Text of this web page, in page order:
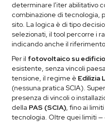
determinare l'iter abilitativo
combinazione di tecnologia,
sito. La logica è di tipo
selezionati, il tool percorre i
indicando anche il
Per il fotovoltaico su
esistente, senza vincoli
tensione, il regime è Edilizia
(nessuna pratica SCIA).
presenza di vincoli o
della PAS (SCIA), fino ai
tecnologia. Oltre quei limiti —